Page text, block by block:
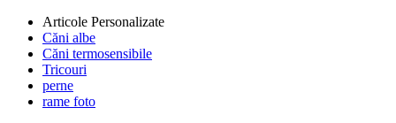
Articole Personalizate
Căni albe
Căni termosensibile
Tricouri
perne
rame foto